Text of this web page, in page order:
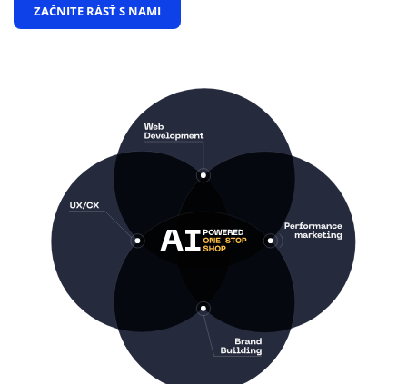
ZAČNITE RÁSŤ S NAMI